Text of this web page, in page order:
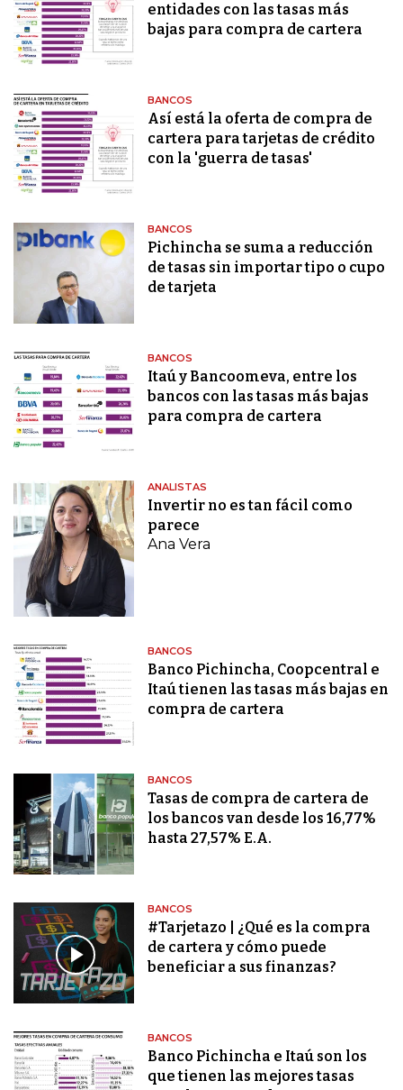
entidades con las tasas más
bajas para compra de cartera
BANCOS
Así está la oferta de compra de
cartera para tarjetas de crédito
con la 'guerra de tasas'
BANCOS
Pichincha se suma a reducción
de tasas sin importar tipo o cupo
de tarjeta
BANCOS
Itaú y Bancoomeva, entre los
bancos con las tasas más bajas
para compra de cartera
ANALISTAS
Invertir no es tan fácil como
parece
Ana Vera
BANCOS
Banco Pichincha, Coopcentral e
Itaú tienen las tasas más bajas en
compra de cartera
BANCOS
Tasas de compra de cartera de
los bancos van desde los 16,77%
hasta 27,57% E.A.
BANCOS
#Tarjetazo | ¿Qué es la compra
de cartera y cómo puede
beneficiar a sus finanzas?
BANCOS
Banco Pichincha e Itaú son los
que tienen las mejores tasas